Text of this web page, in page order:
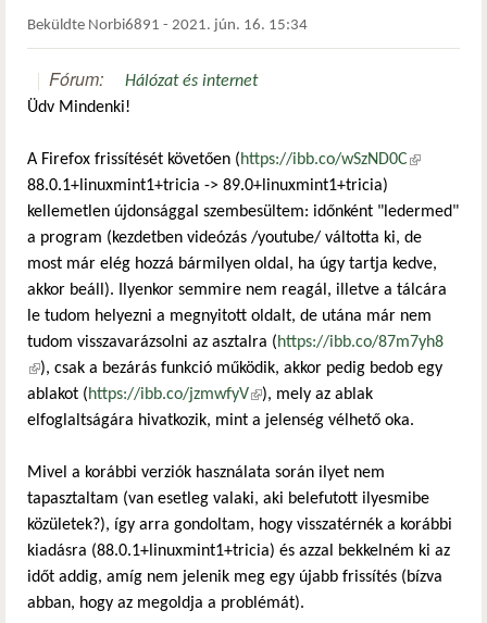
Beküldte Norbi6891 - 2021. jún. 16. 15:34
Fórum:
Hálózat és internet
Üdv Mindenki!
A Firefox frissítését követően (https://ibb.co/wSzND0C(külső
88.0.1+linuxmint1+tricia -> 89.0+linuxmint1+tricia)
kellemetlen újdonsággal szembesültem: időnként "ledermed"
a program (kezdetben videózás /youtube/ váltotta ki, de
most már elég hozzá bármilyen oldal, ha úgy tartja kedve,
akkor beáll). Ilyenkor semmire nem reagál, illetve a tálcára
le tudom helyezni a megnyitott oldalt, de utána már nem
tudom visszavarázsolni az asztalra (https://ibb.co/87m7yh8
(külső hivatkozás)
), csak a bezárás funkció működik, akkor pedig bedob egy
ablakot (https://ibb.co/jzmwfyV(külső hivatkozás)
), mely az ablak
elfoglaltságára hivatkozik, mint a jelenség vélhető oka.
Mivel a korábbi verziók használata során ilyet nem
tapasztaltam (van esetleg valaki, aki belefutott ilyesmibe
közületek?), így arra gondoltam, hogy visszatérnék a korábbi
kiadásra (88.0.1+linuxmint1+tricia) és azzal bekkelném ki az
időt addig, amíg nem jelenik meg egy újabb frissítés (bízva
abban, hogy az megoldja a problémát).